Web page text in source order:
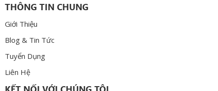
THÔNG TIN CHUNG
Giới Thiệu
Blog & Tin Tức
Tuyển Dụng
Liên Hệ